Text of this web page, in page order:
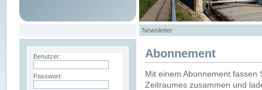
Newsletter
Benutzer:
Passwort:
Abonnement
Mit einem Abonnement
Zeitraumes zusammen und